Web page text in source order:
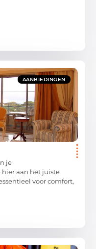
AANBIEDINGEN
je
hier aan het juiste
voor comfort,